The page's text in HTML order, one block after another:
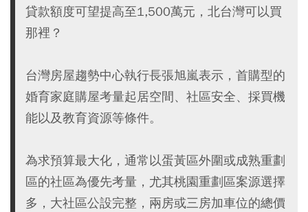
貸款額度可望提高至1,500萬元，北台灣可以買
那裡？
台灣房屋趨勢中心執行長張旭嵐表示，首購型的
婚育家庭購屋考量起居空間、社區安全、採買機
能以及教育資源等條件。
為求預算最大化，通常以蛋黃區外圍或成熟重劃
區的社區為優先考量，尤其桃園重劃區案源選擇
多，大社區公設完整，兩房或三房加車位的總價